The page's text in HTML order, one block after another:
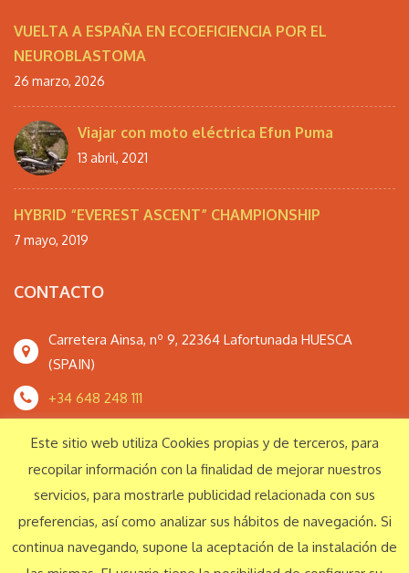
VUELTA A ESPAÑA EN ECOEFICIENCIA POR EL
NEUROBLASTOMA
26 marzo, 2026
Viajar con moto eléctrica Efun Puma
13 abril, 2021
HYBRID “EVEREST ASCENT” CHAMPIONSHIP
7 mayo, 2019
CONTACTO
Carretera Ainsa, nº 9, 22364 Lafortunada HUESCA
(SPAIN)
+34 648 248 111
Responsabilidad Social Corporativa
Este sitio web utiliza Cookies propias y de terceros, para
recopilar información con la finalidad de mejorar nuestros
servicios, para mostrarle publicidad relacionada con sus
preferencias, así como analizar sus hábitos de navegación. Si
continua navegando, supone la aceptación de la instalación de